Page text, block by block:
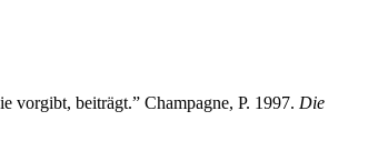
vorgibt, beiträgt.” Champagne, P. 1997. Die